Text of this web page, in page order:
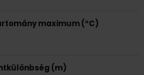
maximum (°C)
(m)